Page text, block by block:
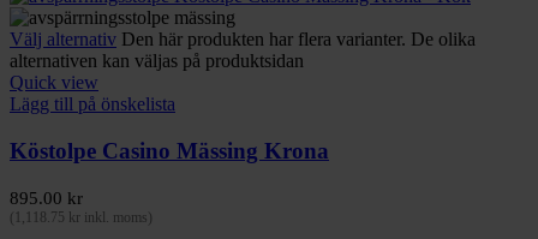
Välj alternativ Den här produkten har flera varianter. De olika
alternativen kan väljas på produktsidan
Quick view
Lägg till på önskelista
Köstolpe Casino Mässing Krona
895.00 kr
( 1,118.75 kr inkl. moms)